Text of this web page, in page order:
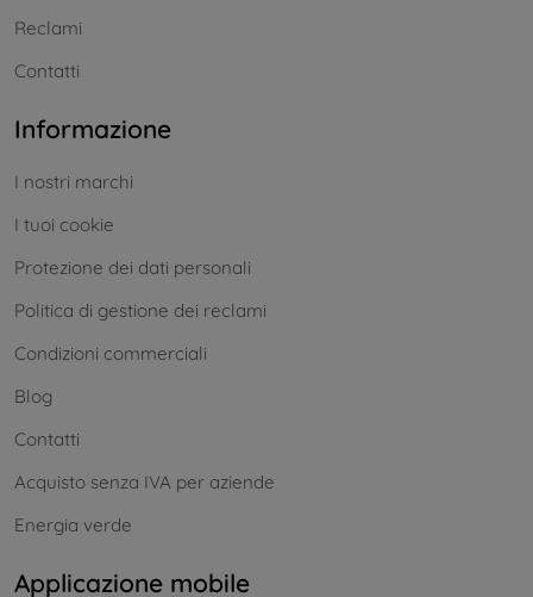
Reclami
Contatti
Informazione
I nostri marchi
I tuoi cookie
Protezione dei dati personali
Politica di gestione dei reclami
Condizioni commerciali
Blog
Contatti
Acquisto senza IVA per aziende
Energia verde
Applicazione mobile